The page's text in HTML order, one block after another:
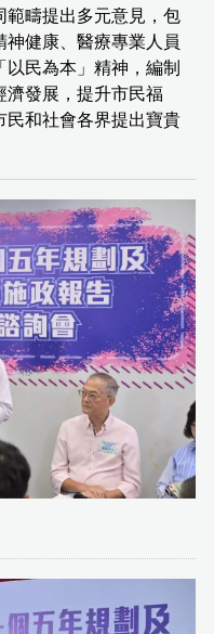
範疇提出多元意見，包
健康、醫療專業人員
民為本」精神，編制
濟發展，提升市民福
民和社會各界提出寶貴